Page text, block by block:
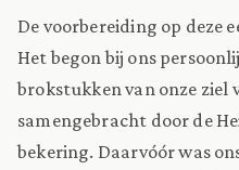
De voorbereiding op deze
Het begon bij ons
brokstukken van onze ziel
samengebracht door de
bekering. Daarvóór was